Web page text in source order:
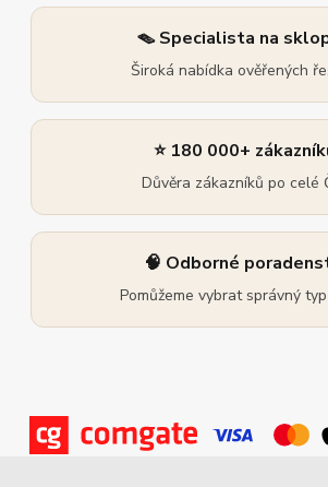
🪤 Specialista na
Široká nabídka ověřených
⭐ 180 000+
Důvěra zákazníků po celé
🧠 Odborné
Pomůžeme vybrat správný